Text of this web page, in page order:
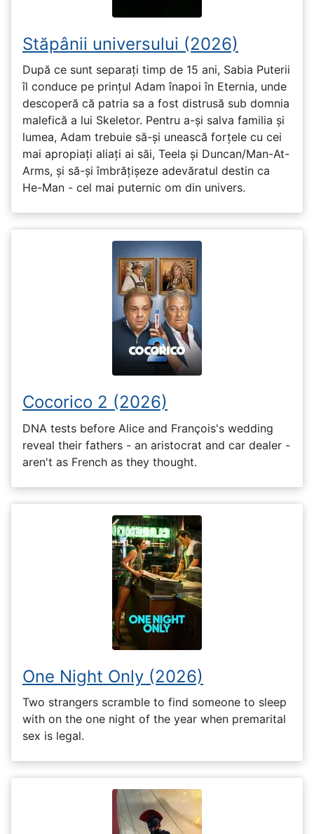
Stăpânii universului (2026)
După ce sunt separați timp de 15 ani, Sabia Puterii
îl conduce pe prințul Adam înapoi în Eternia, unde
descoperă că patria sa a fost distrusă sub domnia
malefică a lui Skeletor. Pentru a-și salva familia și
lumea, Adam trebuie să-și unească forțele cu cei
mai apropiați aliați ai săi, Teela și Duncan/Man-At-
Arms, și să-și îmbrățișeze adevăratul destin ca
He-Man - cel mai puternic om din univers.
Cocorico 2 (2026)
DNA tests before Alice and François's wedding
reveal their fathers - an aristocrat and car dealer -
aren't as French as they thought.
One Night Only (2026)
Two strangers scramble to find someone to sleep
with on the one night of the year when premarital
sex is legal.